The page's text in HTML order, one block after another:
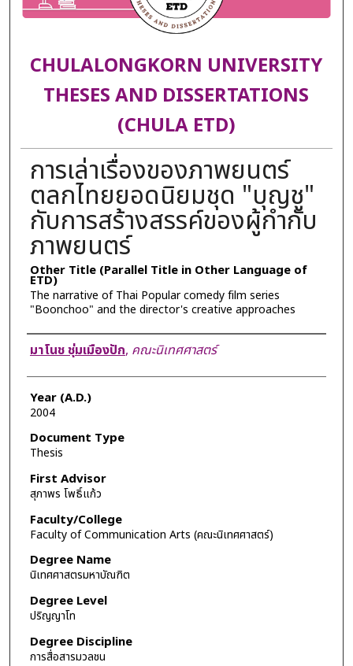
CHULALONGKORN UNIVERSITY
THESES AND DISSERTATIONS
(CHULA ETD)
การเล่าเรื่องของภาพยนตร์
ตลกไทยยอดนิยมชุด "บุญชู"
กับการสร้างสรรค์ของผู้กำกับ
ภาพยนตร์
Other Title (Parallel Title in Other Language of
ETD)
The narrative of Thai Popular comedy film series
"Boonchoo" and the director's creative approaches
Author
มาโนช ชุ่มเมืองปัก, คณะนิเทศศาสตร์
Year (A.D.)
2004
Document Type
Thesis
First Advisor
สุภาพร โพธิ์แก้ว
Faculty/College
Faculty of Communication Arts (คณะนิเทศศาสตร์)
Degree Name
นิเทศศาสตรมหาบัณฑิต
Degree Level
ปริญญาโท
Degree Discipline
การสื่อสารมวลชน